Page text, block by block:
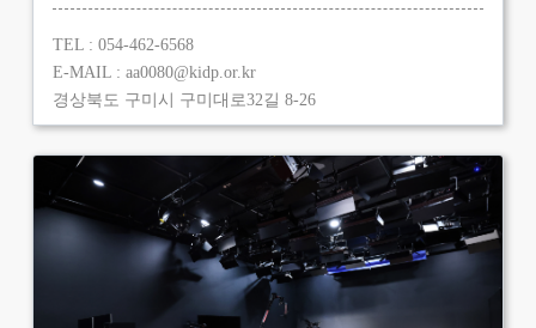
TEL : 054-462-6568
E-MAIL : aa0080@kidp.or.kr
경상북도 구미시 구미대로32길 8-26